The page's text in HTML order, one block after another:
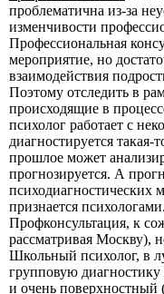
проблематична из-за
изменчивости
Профессиональная
мероприятие, но
взаимодействия
Поэтому отследить в
происходящие в
психолог работает с
диагностируется
прошлое может
прогнозируется. А
психодиагностических
признается психологами.
Профконсультация, к
рассматривая Москву),
Школьный психолог, в
групповую
и очень поверхностный